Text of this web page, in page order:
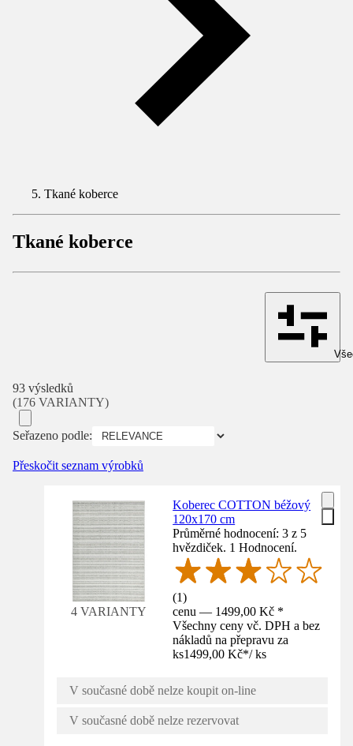
Tkané koberce
Tkané koberce
93 výsledků
(176 VARIANTY)
Seřazeno podle:
Přeskočit seznam výrobků
4 VARIANTY
Koberec COTTON béžový
120x170 cm
Průměrné hodnocení: 3 z 5
hvězdiček. 1 Hodnocení.
(1)
cenu — 1499,00 Kč *
Všechny ceny vč. DPH a bez
nákladů na přepravu za
ks1499,00 Kč*/ ks
V současné době nelze koupit on-line
V současné době nelze rezervovat